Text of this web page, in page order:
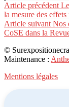
Lire
la
suite
Article précédent
la mesure des
Article suivant Nos
CoSE dans la
©
Maintenance :
Mentions légales